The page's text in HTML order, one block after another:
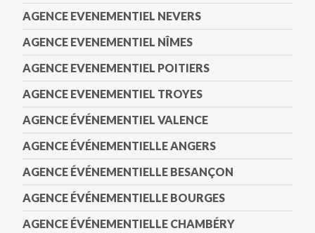
AGENCE EVENEMENTIEL NEVERS
AGENCE EVENEMENTIEL NÎMES
AGENCE EVENEMENTIEL POITIERS
AGENCE EVENEMENTIEL TROYES
AGENCE ÉVÉNEMENTIEL VALENCE
AGENCE ÉVÉNEMENTIELLE ANGERS
AGENCE ÉVÉNEMENTIELLE BESANÇON
AGENCE ÉVÉNEMENTIELLE BOURGES
AGENCE ÉVÉNEMENTIELLE CHAMBÉRY